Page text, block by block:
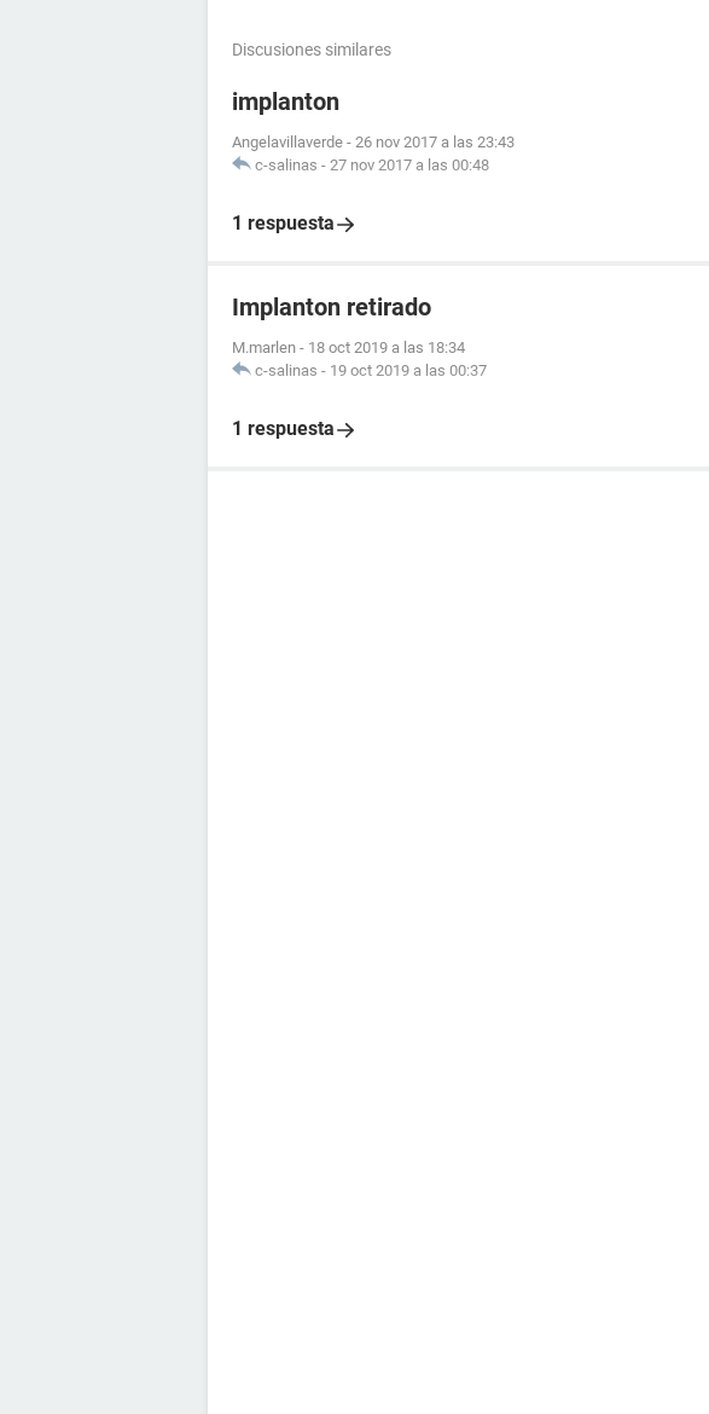
Discusiones similares
implanton
Angelavillaverde - 26 nov 2017 a las 23:43
c-salinas - 27 nov 2017 a las 00:48
1 respuesta
Implanton retirado
M.marlen - 18 oct 2019 a las 18:34
c-salinas - 19 oct 2019 a las 00:37
1 respuesta